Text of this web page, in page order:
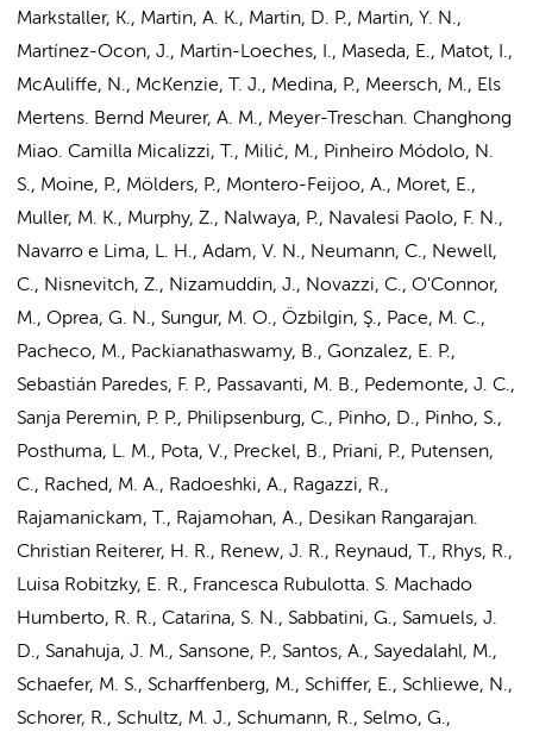
Markstaller, K., Martin, A. K., Martin, D. P., Martin, Y. N.,
Martínez-Ocon, J., Martin-Loeches, I., Maseda, E., Matot, I.,
McAuliffe, N., McKenzie, T. J., Medina, P., Meersch, M., Els
Mertens. Bernd Meurer, A. M., Meyer-Treschan. Changhong
Miao. Camilla Micalizzi, T., Milić, M., Pinheiro Módolo, N.
S., Moine, P., Mölders, P., Montero-Feijoo, A., Moret, E.,
Muller, M. K., Murphy, Z., Nalwaya, P., Navalesi Paolo, F. N.,
Navarro e Lima, L. H., Adam, V. N., Neumann, C., Newell,
C., Nisnevitch, Z., Nizamuddin, J., Novazzi, C., O'Connor,
M., Oprea, G. N., Sungur, M. O., Özbilgin, Ş., Pace, M. C.,
Pacheco, M., Packianathaswamy, B., Gonzalez, E. P.,
Sebastián Paredes, F. P., Passavanti, M. B., Pedemonte, J. C.,
Sanja Peremin, P. P., Philipsenburg, C., Pinho, D., Pinho, S.,
Posthuma, L. M., Pota, V., Preckel, B., Priani, P., Putensen,
C., Rached, M. A., Radoeshki, A., Ragazzi, R.,
Rajamanickam, T., Rajamohan, A., Desikan Rangarajan.
Christian Reiterer, H. R., Renew, J. R., Reynaud, T., Rhys, R.,
Luisa Robitzky, E. R., Francesca Rubulotta. S. Machado
Humberto, R. R., Catarina, S. N., Sabbatini, G., Samuels, J.
D., Sanahuja, J. M., Sansone, P., Santos, A., Sayedalahl, M.,
Schaefer, M. S., Scharffenberg, M., Schiffer, E., Schliewe, N.,
Schorer, R., Schultz, M. J., Schumann, R., Selmo, G.,